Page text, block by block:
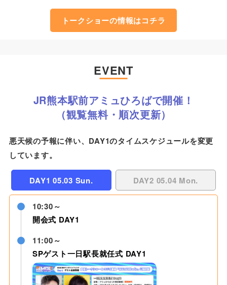
トークショーの情報はコチラ
EVENT
JR熊本駅前アミュひろばで開催！
（観覧無料・順次更新）
悪天候の予報に伴い、DAY1のタイムスケジュールを変更
しています。
DAY1 05.03 Sun. DAY2 05.04 Mon.
10:30～
開会式 DAY1
11:00～
SPゲスト一日駅長就任式 DAY1